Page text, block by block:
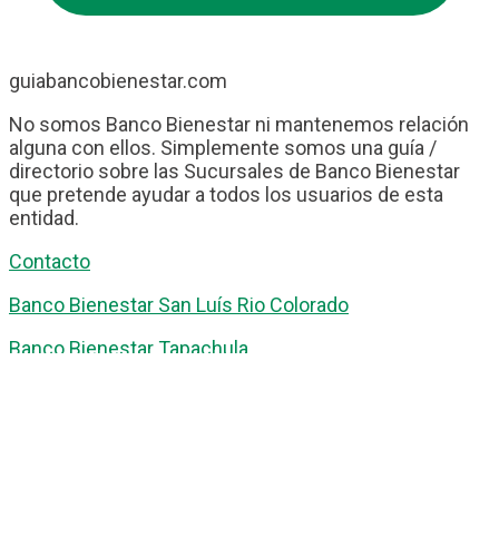
guiabancobienestar.com
No somos Banco Bienestar ni mantenemos relación
alguna con ellos. Simplemente somos una guía /
directorio sobre las Sucursales de Banco Bienestar
que pretende ayudar a todos los usuarios de esta
entidad.
Contacto
Banco Bienestar San Luís Rio Colorado
Banco Bienestar Tapachula